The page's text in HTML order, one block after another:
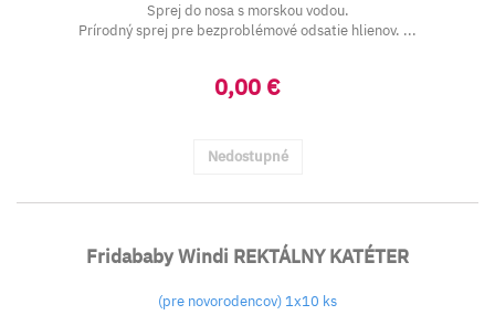
Sprej do nosa s morskou vodou.
Prírodný sprej pre bezproblémové odsatie hlienov. ...
0,00 €
Nedostupné
Fridababy Windi REKTÁLNY KATÉTER
(pre novorodencov) 1x10 ks